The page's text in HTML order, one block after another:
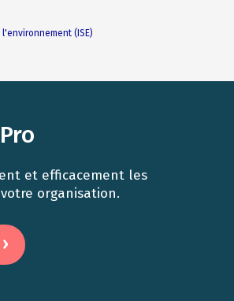
(ISE)
et efficacement les
organisation.